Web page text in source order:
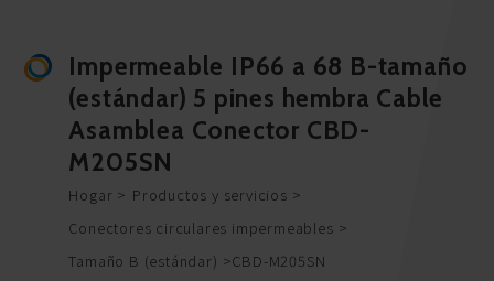
Impermeable IP66 a 68 B-tamaño
(estándar) 5 pines hembra Cable
Asamblea Conector CBD-
M205SN
Hogar
Productos y servicios
Conectores circulares impermeables
Tamaño B (estándar)
CBD-M205SN